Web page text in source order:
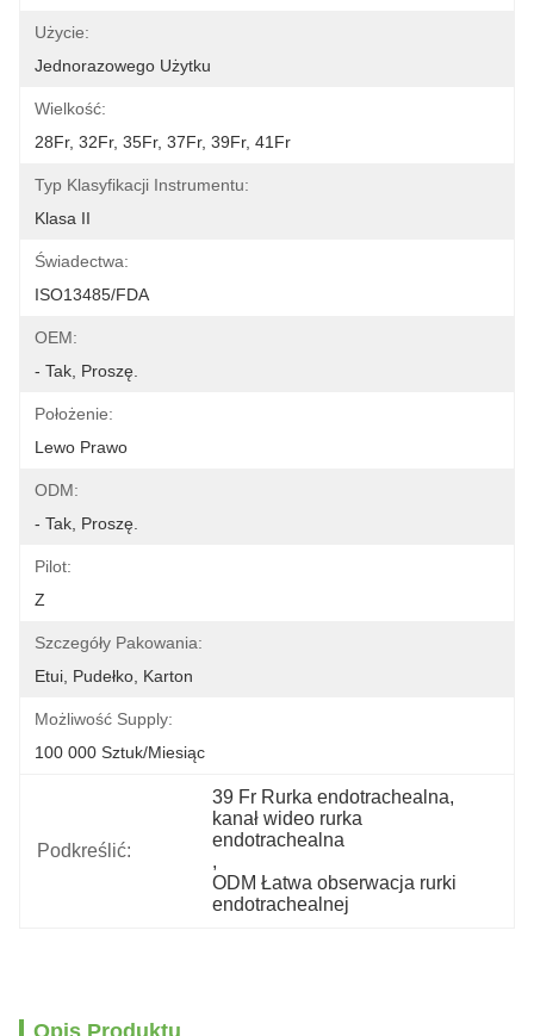
Użycie:
Jednorazowego Użytku
Wielkość:
28Fr, 32Fr, 35Fr, 37Fr, 39Fr, 41Fr
Typ Klasyfikacji Instrumentu:
Klasa II
Świadectwa:
ISO13485/FDA
OEM:
- Tak, Proszę.
Położenie:
Lewo Prawo
ODM:
- Tak, Proszę.
Pilot:
Z
Szczegóły Pakowania:
Etui, Pudełko, Karton
Możliwość Supply:
100 000 Sztuk/miesiąc
Podkreślić:
39 Fr Rurka endotrachealna,
kanał wideo rurka
endotrachealna
,
ODM Łatwa obserwacja rurki
endotrachealnej
Opis Produktu